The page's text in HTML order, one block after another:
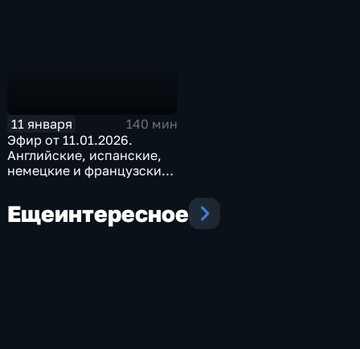
11 января
140 мин
Эфир от 11.01.2026.
Английские, испанские,
немецкие и французские
Ещеинтересное